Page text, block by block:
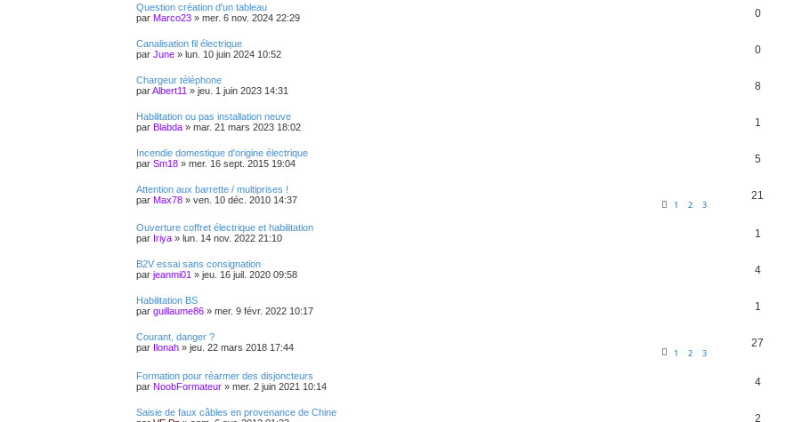
Question création d'un tableau
par Marco23 » mer. 6 nov. 2024 22:29 0
Canalisation fil électrique
par June » lun. 10 juin 2024 10:52 0
Chargeur téléphone
parAlbert11 » jeu. 1 juin 2023 14:31 8
Habilitation ou pas installation neuve
par Blabda » mar. 21 mars 2023 18:02 1
Incendie domestique d'origine électrique
par Sm18 » mer. 16 sept. 2015 19:04 5
Attention aux barrette / multiprises !
par Max78 » ven. 10 déc. 2010 14:37 1 2 3
21
Ouverture coffret électrique et habilitation
par Iriya » lun. 14 nov. 2022 21:10 1
B2V essai sans consignation
par jeanmi01 » jeu. 16 juil. 2020 09:58 4
Habilitation BS
par guillaume86 » mer. 9 févr. 2022 10:17 1
Courant, danger ?
par
Ilonah » jeu. 22 mars 2018 17:44 1 2 3
27
Formation pour réarmer des disjoncteurs
par NoobFormateur » mer. 2 juin 2021 10:14 4
Saisie de faux câbles en provenance de Chine
2